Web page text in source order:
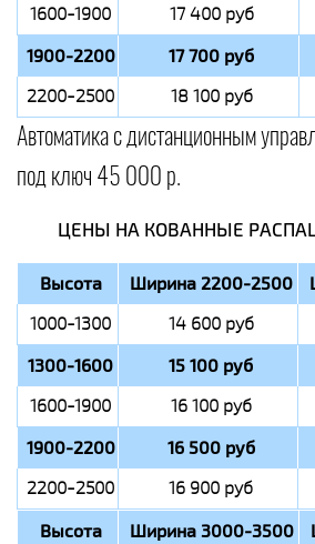
1600-1900 17 400 руб
1900-2200 17 700 руб
2200-2500 18 100 руб
Автоматика с дистанционным
под ключ 45 000 р.
ЦЕНЫ НА КОВАННЫЕ
Высота Ширина 2200-2500
1000-1300 14 600 руб
1300-1600 15 100 руб
1600-1900 16 100 руб
1900-2200 16 500 руб
2200-2500 16 900 руб
Высота Ширина 3000-3500